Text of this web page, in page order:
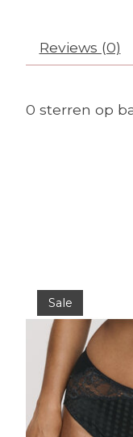
Reviews (0)
0 sterren op
Items van
Sale